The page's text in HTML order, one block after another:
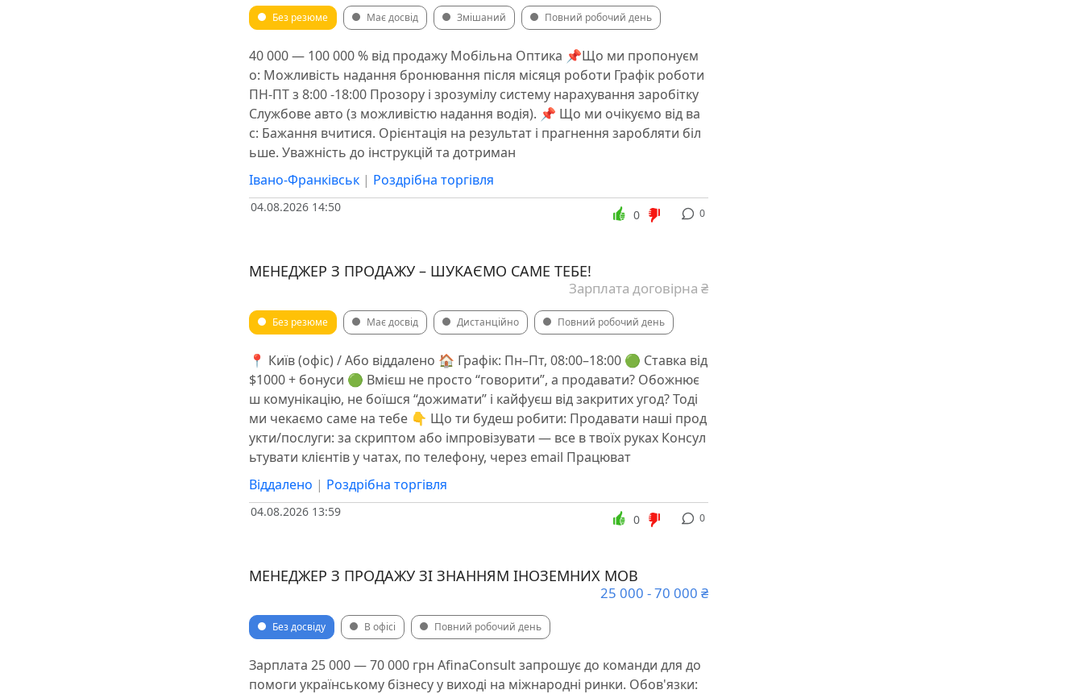
Без резюме Має досвід Змішаний Повний робочий день
40 000 — 100 000 % від продажу Мобільна Оптика 📌Що ми пропонуєм
о: Можливість надання бронювання після місяця роботи Графік роботи
ПН-ПТ з 8:00 -18:00 Прозору і зрозумілу систему нарахування заробітку
Службове авто (з можливістю надання водія). 📌 Що ми очікуємо від ва
с: Бажання вчитися. Орієнтація на результат і прагнення заробляти біл
ьше. Уважність до інструкцій та дотриман
Івано-Франківськ | Роздрібна торгівля
04.08.2026 14:50 0
0
МЕНЕДЖЕР З ПРОДАЖУ – ШУКАЄМО САМЕ ТЕБЕ!
Зарплата договірна ₴
Без резюме Має досвід Дистанційно Повний робочий день
📍 Київ (офіс) / Або віддалено 🏠 Графік: Пн–Пт, 08:00–18:00 🟢 Ставка від
$1000 + бонуси 🟢 Вмієш не просто “говорити”, а продавати? Обожнює
ш комунікацію, не боїшся “дожимати” і кайфуєш від закритих угод? Тоді
ми чекаємо саме на тебе 👇 Що ти будеш робити: Продавати наші прод
укти/послуги: за скриптом або імпровізувати — все в твоїх руках Консул
ьтувати клієнтів у чатах, по телефону, через email Працюват
Віддалено | Роздрібна торгівля
04.08.2026 13:59 0
0
МЕНЕДЖЕР З ПРОДАЖУ ЗІ ЗНАННЯМ ІНОЗЕМНИХ МОВ
25 000 - 70 000 ₴
Без досвіду В офісі Повний робочий день
Зарплата 25 000 — 70 000 грн AfinaConsult запрошує до команди для до
помоги українському бізнесу у виході на міжнародні ринки. Обов'язки: ️